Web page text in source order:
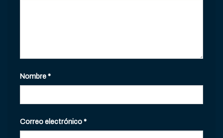
Nombre*
Correo electrónico*